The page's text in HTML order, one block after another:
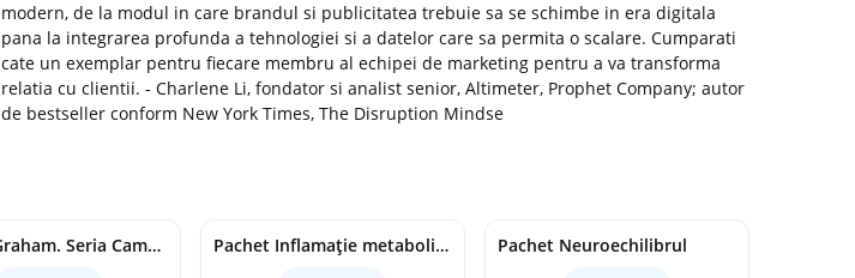
modern, de la modul in care brandul si publicitatea trebuie sa se schimbe in era digitala
pana la integrarea profunda a tehnologiei si a datelor care sa permita o scalare. Cumparati
cate un exemplar pentru fiecare membru al echipei de marketing pentru a va transforma
relatia cu clientii. - Charlene Li, fondator si analist senior, Altimeter, Prophet Company; autor
de bestseller conform New York Times, The Disruption Mindse
Efectul Graham. Seria Campus Diaries Vol.1
Pachet Inflamație metabolism și creier
Pachet Neuroechilibrul